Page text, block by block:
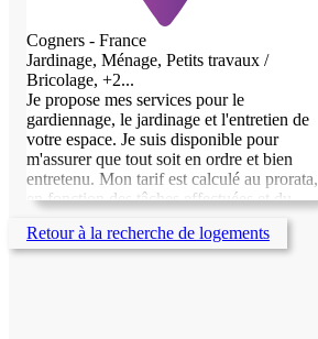
Cogners - France
Jardinage, Ménage, Petits travaux /
Bricolage, +2...
Je propose mes services pour le
gardiennage, le jardinage et l'entretien de
votre espace. Je suis disponible pour
m'assurer que tout soit en ordre et bien
entretenu. Mon tarif est calculé au prorata,
en fonction des tâches effectuées et du
contacter pour discuter de vos besoins et
de la manière dont je peux vous aider !
Retour à la recherche de logements